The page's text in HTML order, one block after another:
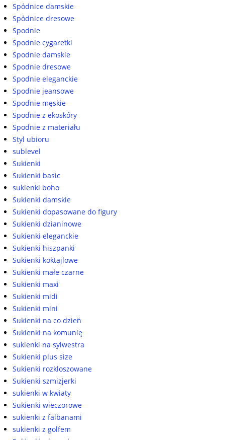
Spódnice damskie
Spódnice dresowe
Spodnie
Spodnie cygaretki
Spodnie damskie
Spodnie dresowe
Spodnie eleganckie
Spodnie jeansowe
Spodnie męskie
Spodnie z ekoskóry
Spodnie z materiału
Styl ubioru
sublevel
Sukienki
Sukienki basic
sukienki boho
Sukienki damskie
Sukienki dopasowane do figury
Sukienki dzianinowe
Sukienki eleganckie
Sukienki hiszpanki
Sukienki koktajlowe
Sukienki małe czarne
Sukienki maxi
Sukienki midi
Sukienki mini
Sukienki na co dzień
Sukienki na komunię
sukienki na sylwestra
Sukienki plus size
Sukienki rozkloszowane
Sukienki szmizjerki
sukienki w kwiaty
Sukienki wieczorowe
sukienki z falbanami
sukienki z golfem